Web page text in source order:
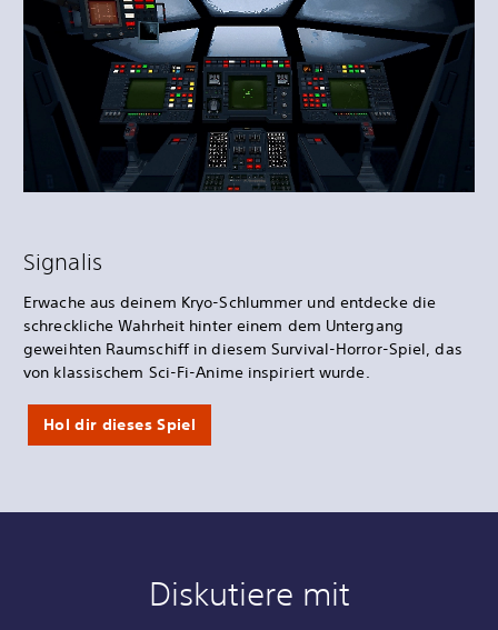
Signalis
Erwache aus deinem Kryo-Schlummer und entdecke die
schreckliche Wahrheit hinter einem dem Untergang
geweihten Raumschiff in diesem Survival-Horror-Spiel, das
von klassischem Sci-Fi-Anime inspiriert wurde.
Hol dir dieses Spiel
Diskutiere mit